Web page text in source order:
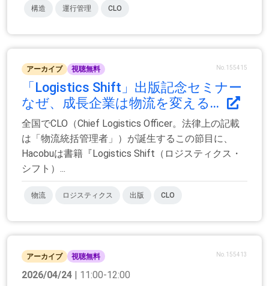
構造 運行管理 CLO
アーカイブ 視聴無料 No.155415
「Logistics Shift」出版記念セミナー
なぜ、成長企業は物流を変える...
全国でCLO（Chief Logistics Officer。法律上の記載
は「物流統括管理者」）が誕生するこの節目に、
Hacobuは書籍『Logistics Shift（ロジスティクス・
シフト）...
物流 ロジスティクス 出版 CLO
アーカイブ 視聴無料 No.155413
2026/04/24 | 11:00-12:00